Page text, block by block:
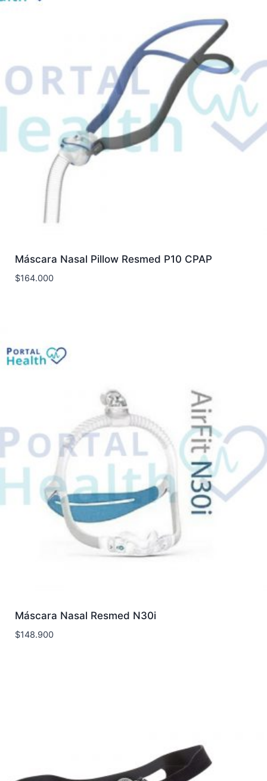
Máscara Nasal Pillow Resmed P10 CPAP
$164.000
Máscara Nasal Resmed N30i
$148.900